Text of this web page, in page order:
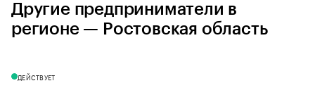
Другие предприниматели в
регионе — Ростовская область
ДЕЙСТВУЕТ